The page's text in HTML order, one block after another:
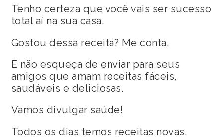
Tenho certeza que você vais ser sucesso
total aí na sua casa.
Gostou dessa receita? Me conta.
E não esqueça de enviar para seus
amigos que amam receitas fáceis,
saudáveis e deliciosas.
Vamos divulgar saúde!
Todos os dias temos receitas novas.